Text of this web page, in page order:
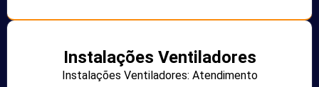
Instalações Ventiladores
Instalações Ventiladores: Atendimento